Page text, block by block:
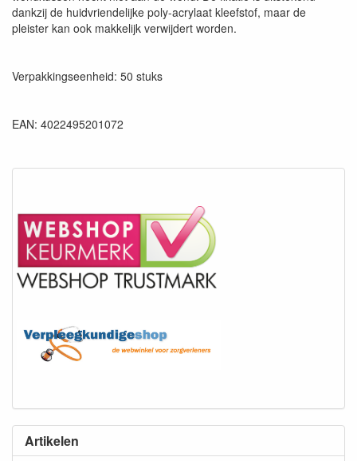
Artikelen
dankzij de huidvriendelijke poly-acrylaat kleefstof, maar de
pleister kan ook makkelijk verwijdert worden.
Verpakkingseenheid: 50 stuks
EAN: 4022495201072